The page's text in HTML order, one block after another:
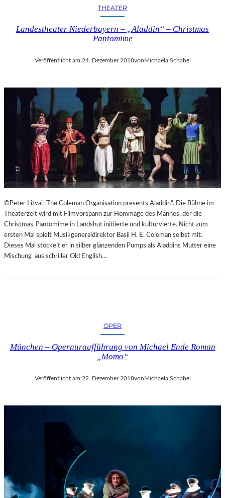
THEATER
Landestheater Niederbayern – „Aladdin“ – Christmas
Pantomime
Veröffentlicht am:24. Dezember 2018vonMichaela Schabel
©Peter Litvai „The Coleman Organisation presents Aladdin“. Die Bühne im
Theaterzelt wird mit Filmvorspann zur Hommage des Mannes, der die
Christmas-Pantomime in Landshut initiierte und kulturvierte. Nicht zum
ersten Mal spielt Musikgeneraldirektor Basil H. E. Coleman selbst mit.
Dieses Mal stöckelt er in silber glänzenden Pumps als Aladdins Mutter eine
Mischung aus schriller Old English…
OPER
München – Opernuraufführung von Michael Ende Roman
„Momo“
Veröffentlicht am:22. Dezember 2018vonMichaela Schabel